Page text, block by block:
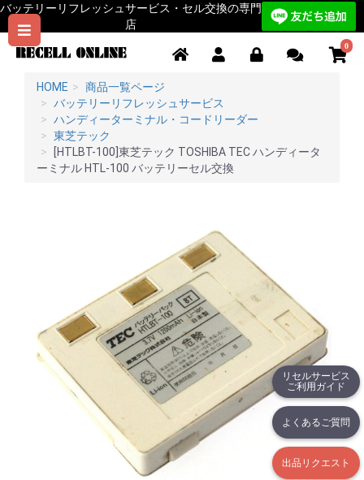
リセルサービス
ご利用ガイド
よくあるご質問
出品リクエスト
バッテリーリフレッシュサービス・セル交換の専門
店
0
HOME
商品一覧ページ
バッテリーリフレッシュサービス
ハンディーターミナル・コードリーダー
東芝テック
[HTLBT-100]東芝テック TOSHIBA TEC ハンディータ
ーミナル HTL-100 バッテリーセル交換